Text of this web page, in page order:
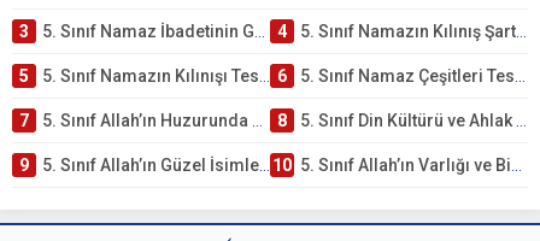
3 5. Sınıf Namaz İbadetinin Getirdiği Faydalar Testi 4 5. Sınıf Namazın Kılınış Şartları Testi
5 5. Sınıf Namazın Kılınışı Testi – Online Çöz 6 5. Sınıf Namaz Çeşitleri Testi – Online Çöz
7 5. Sınıf Allah’ın Huzurunda Olmak – Namaz İbadeti Testi 8 5. Sınıf Din Kültürü ve Ahlak Bilgisi 1. Ünite: Allah İnancı Çalışmaları
9 5. Sınıf Allah’ın Güzel İsimleri Testi – Online Çöz 10 5. Sınıf Allah’ın Varlığı ve Birliği Testi – Online Çöz